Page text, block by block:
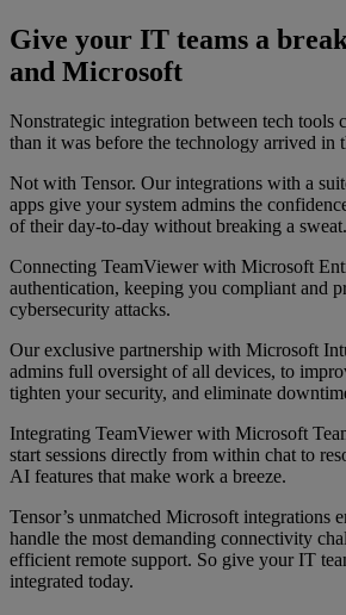
Give your IT teams a
and Microsoft
Nonstrategic integration between tech tools
than it was before the technology arrived in
Not with Tensor. Our integrations with a
apps give your system admins the
of their day-to-day without breaking a sweat.
Connecting TeamViewer with Microsoft
authentication, keeping you compliant and
cybersecurity attacks.
Our exclusive partnership with Microsoft
admins full oversight of all devices, to
tighten your security, and eliminate
Integrating TeamViewer with Microsoft
start sessions directly from within chat to
AI features that make work a breeze.
Tensor’s unmatched Microsoft integrations
handle the most demanding connectivity
efficient remote support. So give your IT
integrated today.